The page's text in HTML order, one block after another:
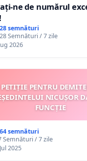
ne de numărul
semnături
Semnături / 7 zile
2026
PETIȚIE PENTRU
NICUȘOR
FUNCȚIE
semnături
Semnături / 7 zile
2025